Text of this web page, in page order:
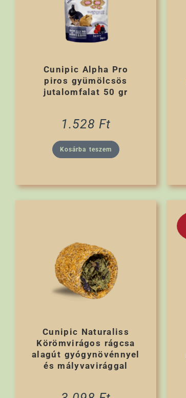
Cunipic Alpha Pro
piros gyümölcsös
jutalomfalat 50 gr
1.528 Ft
Kosárba teszem
Cunipic Naturaliss
Körömvirágos rágcsa
alagút gyógynövénnyel
és mályvavirággal